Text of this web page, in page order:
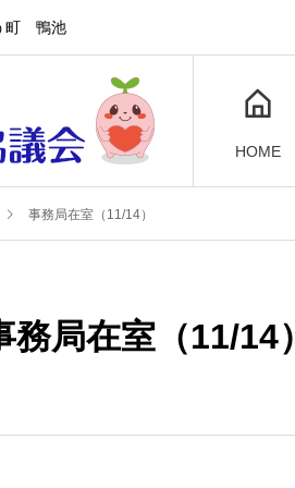
町 鴨池
HOME
事務局在室（11/14）
務局在室（11/14）